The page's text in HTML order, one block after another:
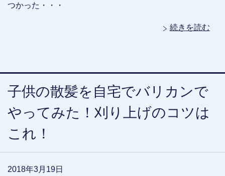
つかった・・・
続きを読む
子供の散髪を自宅でバリカンで
やってみた！刈り上げのコツは
これ！
2018年3月19日